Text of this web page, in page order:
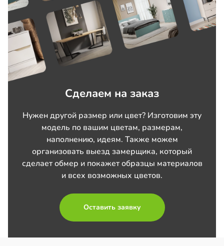
Сделаем на заказ
Нужен другой размер или цвет? Изготовим эту
модель по вашим цветам, размерам,
наполнению, идеям. Также можем
организовать выезд замерщика, который
сделает обмер и покажет образцы материалов
и всех возможных цветов.
Оставить заявку